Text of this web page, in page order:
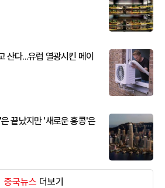
산다...유럽 열광시킨 메이
끝났지만 '새로운 홍콩'은
중국뉴스 더보기